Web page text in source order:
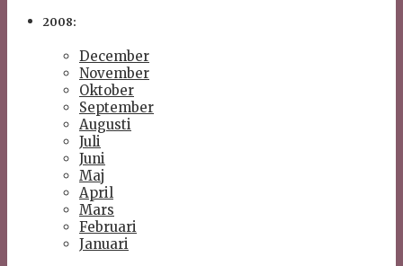
2008:
December
November
Oktober
September
Augusti
Juli
Juni
Maj
April
Mars
Februari
Januari